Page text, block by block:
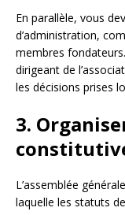
En parallèle, vous
d’administration,
membres
dirigeant de
les décisions prises
3.
L’assemblée
laquelle les statuts